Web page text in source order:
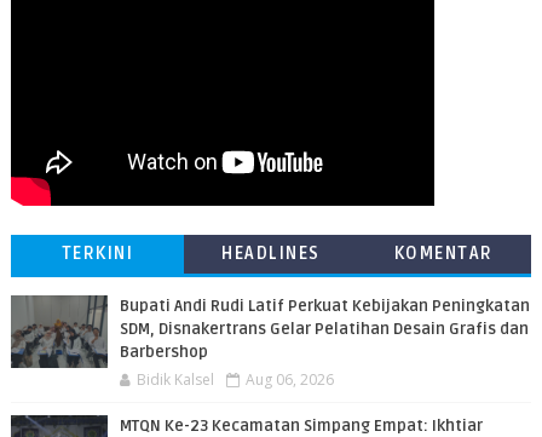
TERKINI HEADLINES KOMENTAR
Bupati Andi Rudi Latif Perkuat Kebijakan Peningkatan
SDM, Disnakertrans Gelar Pelatihan Desain Grafis dan
Barbershop
Bidik Kalsel Aug 06, 2026
MTQN Ke-23 Kecamatan Simpang Empat: Ikhtiar